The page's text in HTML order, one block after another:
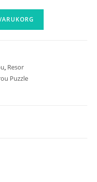
, Resor
Puzzle